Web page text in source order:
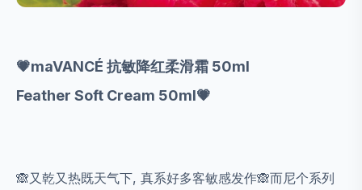
💗maVANCÉ 抗敏降红柔滑霜 50ml
Feather Soft Cream 50ml💗
🙈又乾又热既天气下, 真系好多客敏感发作🙈而尼个系列